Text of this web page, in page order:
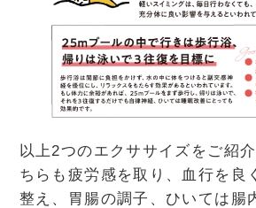
以上2つのエクササイズをご紹
ちらも疲労感を取り、血行を良
整え、胃腸の調子、ひいては腸